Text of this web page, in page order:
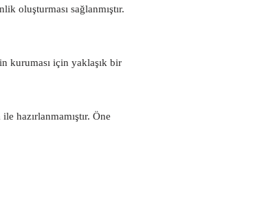
oluşturması sağlanmıştır.
kuruması için yaklaşık bir
hazırlanmamıştır. Öne